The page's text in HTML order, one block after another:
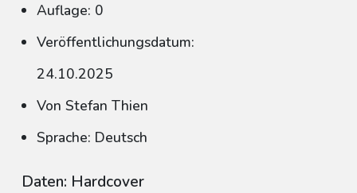
Auflage: 0
Veröffentlichungsdatum:
24.10.2025
Von Stefan Thien
Sprache: Deutsch
Daten: Hardcover